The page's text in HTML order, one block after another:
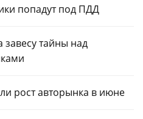
попадут под ПДД
завесу тайны над
рост авторынка в июне